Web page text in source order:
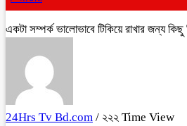
একটা সম্পর্ক ভালোভাবে টিকিয়ে রাখার জন্য
24Hrs Tv Bd.com / ২২২ Time View